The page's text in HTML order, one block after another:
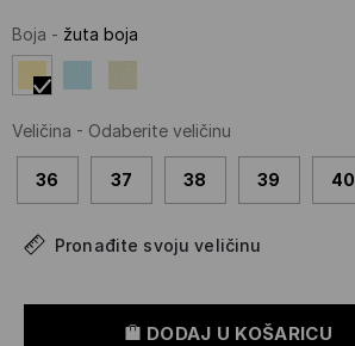
Boja - žuta boja
Veličina - Odaberite veličinu
36 37 38 39 40
Pronađite svoju veličinu
DODAJ U KOŠARICU